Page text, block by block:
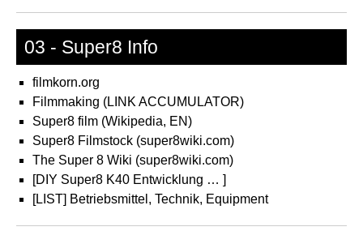
03 - Super8 Info
filmkorn.org
Filmmaking (LINK ACCUMULATOR)
Super8 film (Wikipedia, EN)
Super8 Filmstock (super8wiki.com)
The Super 8 Wiki (super8wiki.com)
[DIY Super8 K40 Entwicklung … ]
[LIST] Betriebsmittel, Technik, Equipment